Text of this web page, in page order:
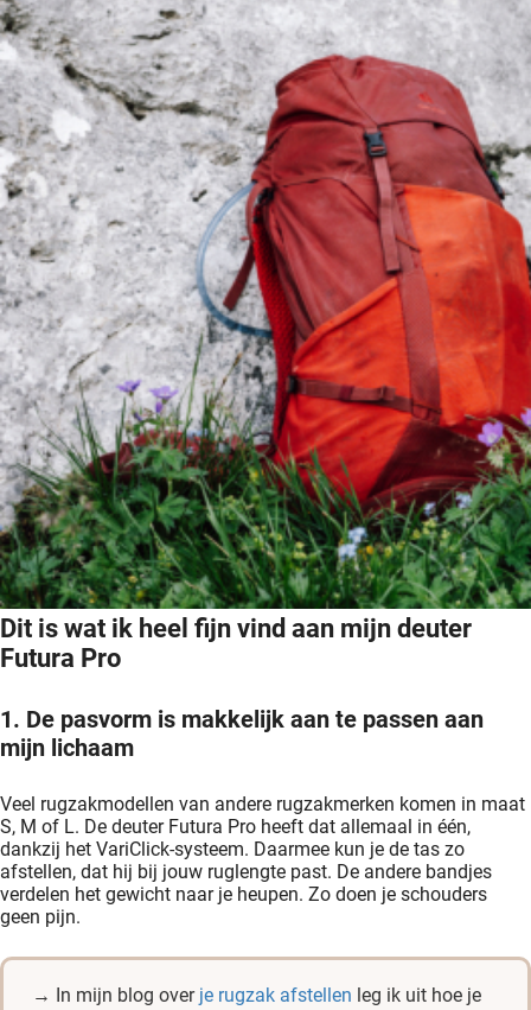
Dit is wat ik heel fijn vind aan mijn deuter
Futura Pro
1. De pasvorm is makkelijk aan te passen aan
mijn lichaam
Veel rugzakmodellen van andere rugzakmerken komen in maat
S, M of L. De deuter Futura Pro heeft dat allemaal in één,
dankzij het VariClick-systeem. Daarmee kun je de tas zo
afstellen, dat hij bij jouw ruglengte past. De andere bandjes
verdelen het gewicht naar je heupen. Zo doen je schouders
geen pijn.
→ In mijn blog over je rugzak afstellen leg ik uit hoe je